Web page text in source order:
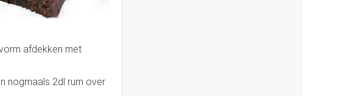
afdekken met
nogmaals 2dl rum over